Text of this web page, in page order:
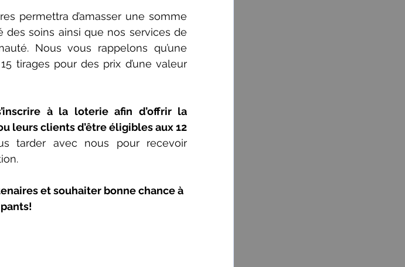
permettra d’amasser une somme
des soins ainsi que nos services de
Nous vous rappelons qu’une
tirages pour des prix d’une valeur
à la loterie afin d’offrir la
leurs clients d’être éligibles aux 12
tarder avec nous pour recevoir
et souhaiter bonne chance à